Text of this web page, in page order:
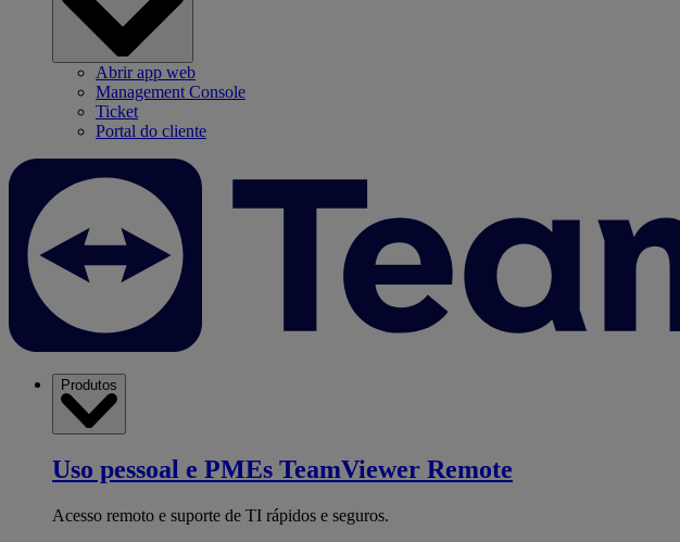
Abrir app web
Management Console
Ticket
Portal do cliente
Produtos
Uso pessoal e PMEs TeamViewer Remote
Acesso remoto e suporte de TI rápidos e seguros.